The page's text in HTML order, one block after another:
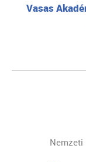
Vasas
Nemzeti